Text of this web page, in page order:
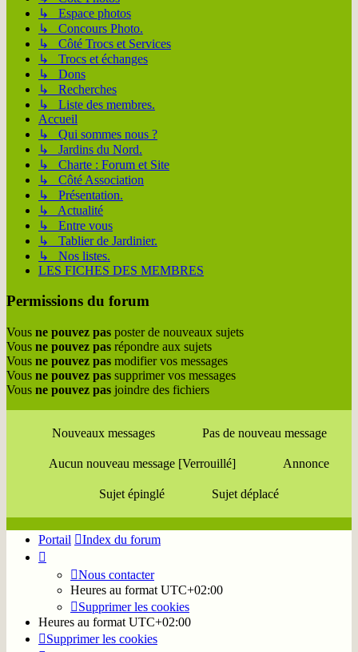
↳ Espace photos
↳ Concours Photo.
↳ Côté Trocs et Services
↳ Trocs et échanges
↳ Dons
↳ Recherches
↳ Liste des membres.
Accueil
↳ Qui sommes nous ?
↳ Jardins du Nord.
↳ Charte : Forum et Site
↳ Côté Association
↳ Présentation.
↳ Actualité
↳ Entre vous
↳ Tablier de Jardinier.
↳ Nos listes.
LES FICHES DES MEMBRES
Permissions du forum
Vous ne pouvez pas poster de nouveaux sujets
Vous ne pouvez pas répondre aux sujets
Vous ne pouvez pas modifier vos messages
Vous ne pouvez pas supprimer vos messages
Vous ne pouvez pas joindre des fichiers
Nouveaux messages Pas de nouveau message
Aucun nouveau message [Verrouillé] Annonce
Sujet épinglé Sujet déplacé
Portail Index du forum
Nous contacter
Heures au format UTC+02:00
Supprimer les cookies
Heures au format UTC+02:00
Supprimer les cookies